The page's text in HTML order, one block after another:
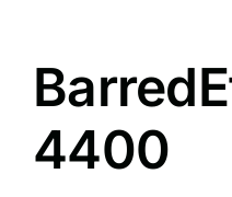
4400